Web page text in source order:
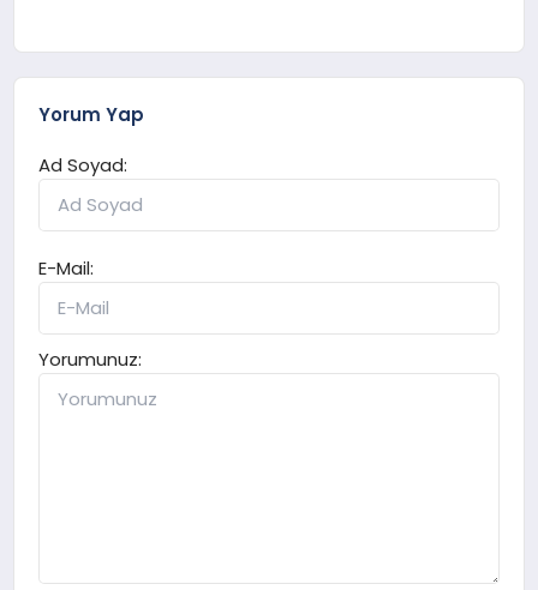
Yorum Yap
Ad Soyad:
E-Mail:
Yorumunuz: